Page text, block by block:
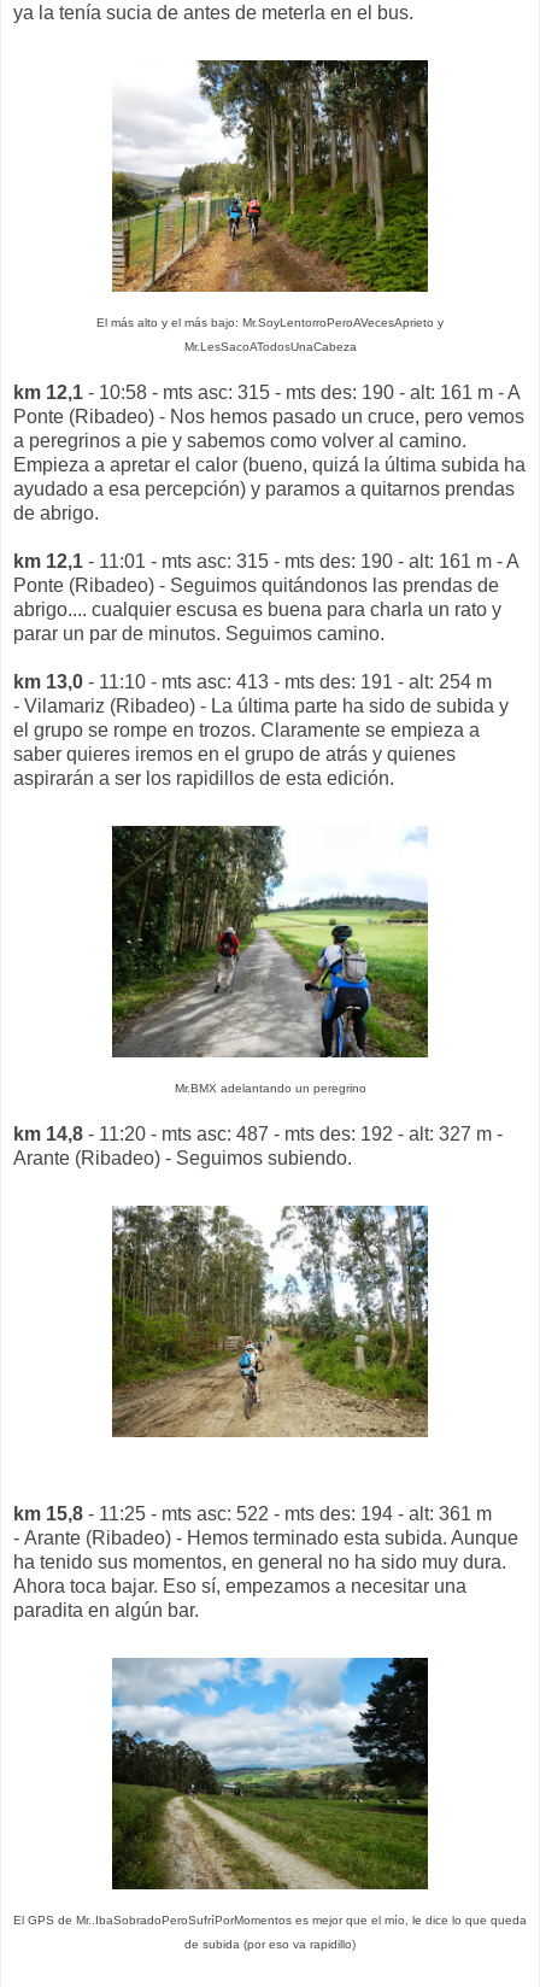
ya la tenía sucia de antes de meterla en el bus.
El más alto y el más bajo: Mr.SoyLentorroPeroAVecesAprieto y
Mr.LesSacoATodosUnaCabeza
km 12,1 - 10:58 - mts asc: 315 - mts des: 190 - alt: 161 m - A
Ponte (Ribadeo) - Nos hemos pasado un cruce, pero vemos
a peregrinos a pie y sabemos como volver al camino.
Empieza a apretar el calor (bueno, quizá la última subida ha
ayudado a esa percepción) y paramos a quitarnos prendas
de abrigo.
km 12,1 - 11:01 - mts asc: 315 - mts des: 190 - alt: 161 m - A
Ponte (Ribadeo) - Seguimos quitándonos las prendas de
abrigo.... cualquier escusa es buena para charla un rato y
parar un par de minutos. Seguimos camino.
km 13,0 - 11:10 - mts asc: 413 - mts des: 191 - alt: 254 m
- Vilamariz (Ribadeo) - La última parte ha sido de subida y
el grupo se rompe en trozos. Claramente se empieza a
saber quieres iremos en el grupo de atrás y quienes
aspirarán a ser los rapidillos de esta edición.
Mr.BMX adelantando un peregrino
km 14,8 - 11:20 - mts asc: 487 - mts des: 192 - alt: 327 m -
Arante (Ribadeo) - Seguimos subiendo.
km 15,8 - 11:25 - mts asc: 522 - mts des: 194 - alt: 361 m
- Arante (Ribadeo) - Hemos terminado esta subida. Aunque
ha tenido sus momentos, en general no ha sido muy dura.
Ahora toca bajar. Eso sí, empezamos a necesitar una
paradita en algún bar.
El GPS de Mr..IbaSobradoPeroSufríPorMomentos es mejor que el mío, le dice lo que queda
de subida (por eso va rapidillo)